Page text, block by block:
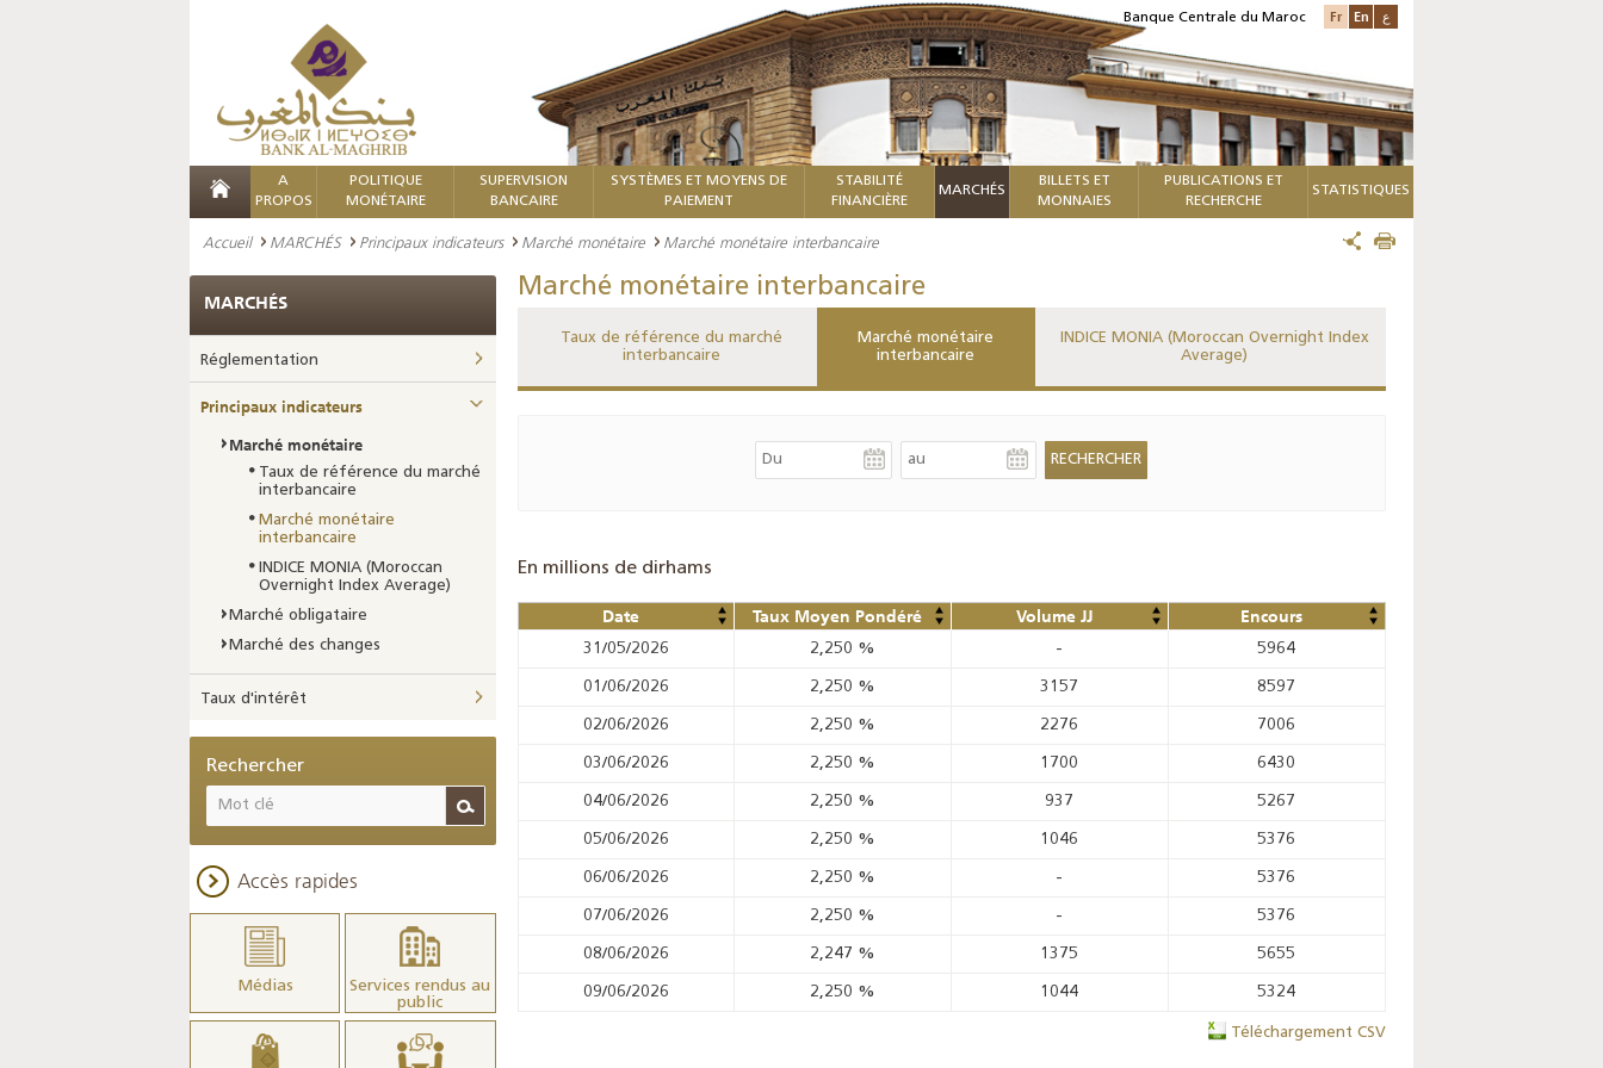
Banque Centrale du Maroc Fr En ع
A
PROPOS
POLITIQUE
MONÉTAIRE
SUPERVISION
BANCAIRE
SYSTÈMES ET MOYENS DE
PAIEMENT
STABILITÉ
FINANCIÈRE
MARCHÉS
BILLETS ET
MONNAIES
PUBLICATIONS ET
RECHERCHE
STATISTIQUES
Accueil MARCHÉS Principaux indicateurs Marché monétaire Marché monétaire interbancaire
Marché monétaire interbancaire
Taux de référence du marché
interbancaire
Marché monétaire
interbancaire
INDICE MONIA (Moroccan Overnight Index
Average)
En millions de dirhams
Date Taux Moyen Pondéré Volume JJ Encours
31/05/2026 2,250 % - 5964
01/06/2026 2,250 % 3157 8597
02/06/2026 2,250 % 2276 7006
03/06/2026 2,250 % 1700 6430
04/06/2026 2,250 % 937 5267
05/06/2026 2,250 % 1046 5376
06/06/2026 2,250 % - 5376
07/06/2026 2,250 % - 5376
08/06/2026 2,247 % 1375 5655
09/06/2026 2,250 % 1044 5324
Téléchargement CSV
MARCHÉS
Réglementation
Principaux indicateurs
Marché monétaire
Taux de référence du marché
interbancaire
Marché monétaire
interbancaire
INDICE MONIA (Moroccan
Overnight Index Average)
Marché obligataire
Marché des changes
Taux d'intérêt
Rechercher
Accès rapides
Médias
Services rendus au
public